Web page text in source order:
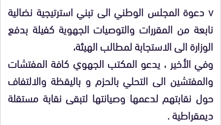
v دعوة المجلس الوطني الى تبني استرتيجية نضالية
نابعة من المقررات والتوصيات الجهوية كفيلة بدفع
الوزارة الى الاستجابة لمطالب الهيئة،
وفي الأخير ، يدعو المكتب الجهوي كافة المفتشات
والمفتشين الى التحلي بالحزم و باليقظة والالتفاف
حول نقابتهم لدعمها وصيانتها لتبقى نقابة مستقلة
ديمقراطية .